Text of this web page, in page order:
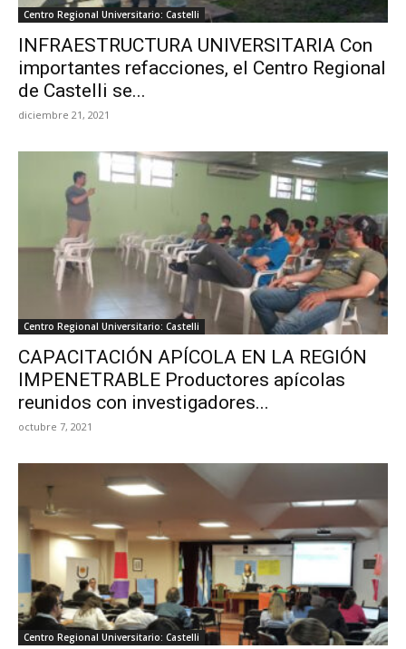
Centro Regional Universitario: Castelli
INFRAESTRUCTURA UNIVERSITARIA Con
importantes refacciones, el Centro Regional
de Castelli se...
diciembre 21, 2021
Centro Regional Universitario: Castelli
CAPACITACIÓN APÍCOLA EN LA REGIÓN
IMPENETRABLE Productores apícolas
reunidos con investigadores...
octubre 7, 2021
Centro Regional Universitario: Castelli